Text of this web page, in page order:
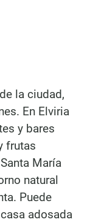
la ciudad,
En Elviria
y bares
frutas
María
natural
Puede
adosada